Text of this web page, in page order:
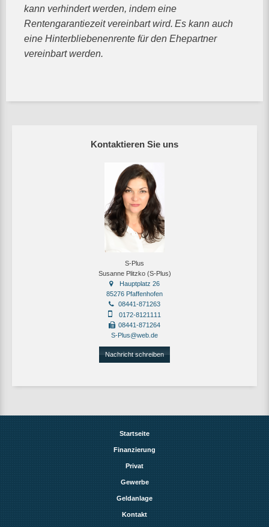
Kontaktieren Sie uns
S-Plus
Susanne Plitzko (S-Plus)
Hauptplatz 26
85276 Pfaffenhofen
08441-871263
0172-8121111
08441-871264
S-Plus@web.de
Nachricht schreiben
kann verhindert werden, indem eine
Rentengarantiezeit vereinbart wird. Es kann auch
eine Hinterbliebenenrente für den Ehepartner
vereinbart werden.
Startseite
Finanzierung
Privat
Gewerbe
Geldanlage
Kontakt